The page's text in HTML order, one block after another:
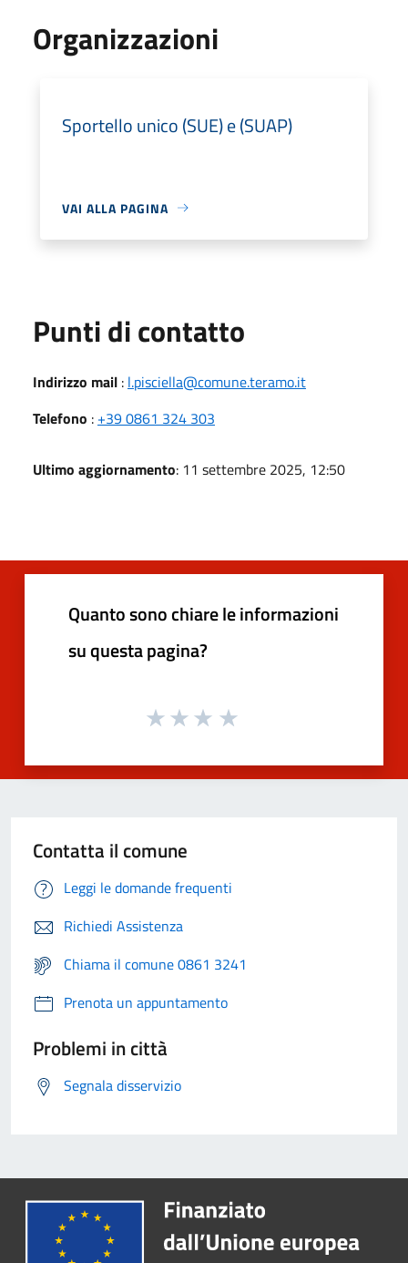
Organizzazioni
Sportello unico (SUE) e (SUAP)
VAI ALLA PAGINA
Punti di contatto
Indirizzo mail : l.pisciella@comune.teramo.it
Telefono : +39 0861 324 303
Ultimo aggiornamento: 11 settembre 2025, 12:50
Quanto sono chiare le informazioni
su questa pagina?
Contatta il comune
Leggi le domande frequenti
Richiedi Assistenza
Chiama il comune 0861 3241
Prenota un appuntamento
Problemi in città
Segnala disservizio